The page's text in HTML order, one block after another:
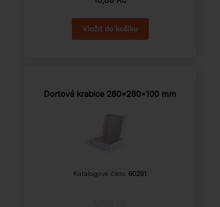
Dortová krabice 280×280×100 mm
Katalogové číslo: 60281